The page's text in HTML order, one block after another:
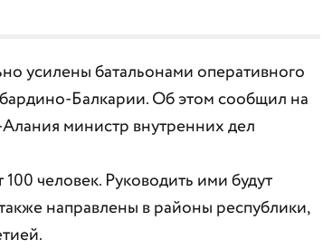
усилены батальонами оперативного
Балкарии. Об этом сообщил на
министр внутренних дел
человек. Руководить ими будут
направлены в районы республики,